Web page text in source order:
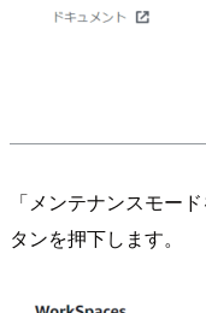
「メンテナンスモー
タンを押下します。